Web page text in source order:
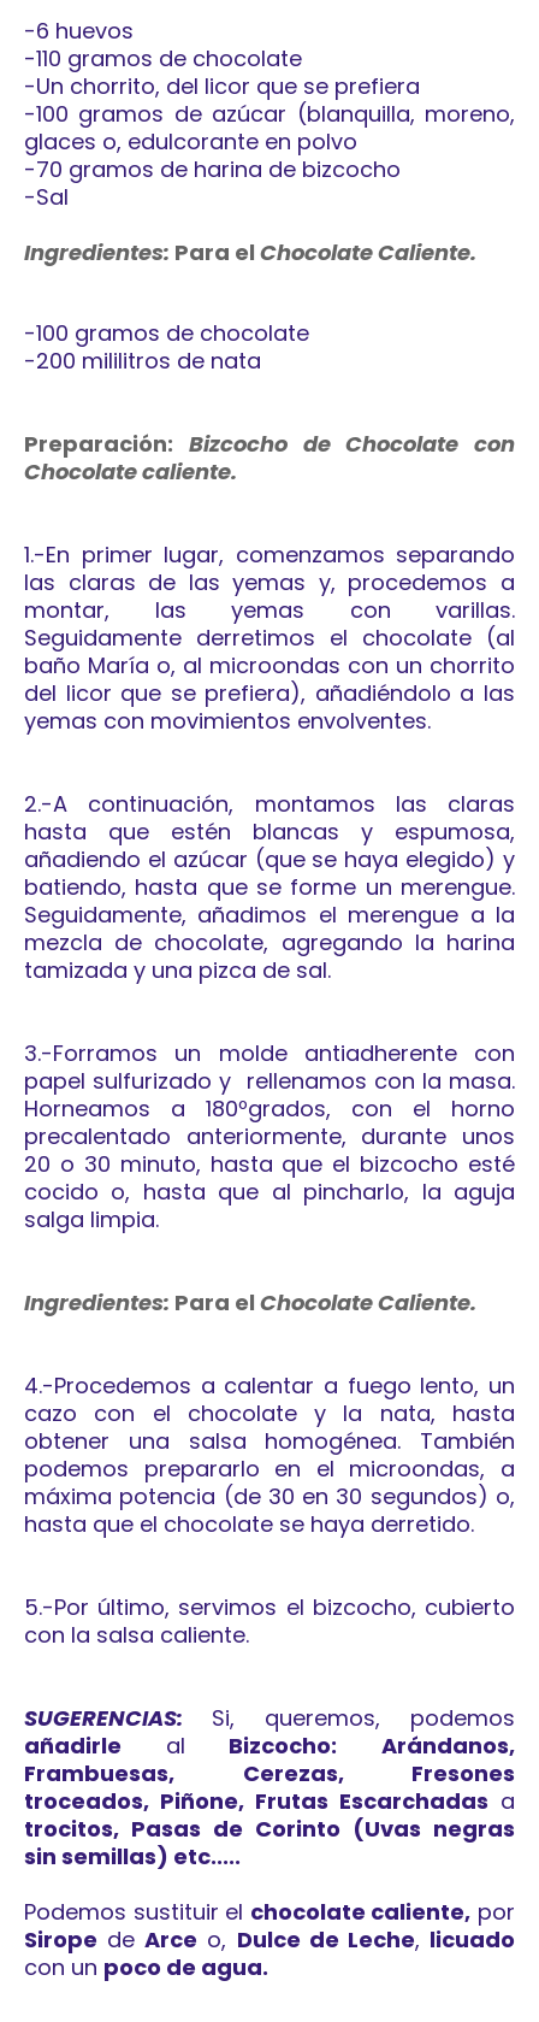
-6 huevos
-110 gramos de chocolate
-Un chorrito, del licor que se prefiera
-100 gramos de azúcar (blanquilla, moreno,
glaces o, edulcorante en polvo
-70 gramos de harina de bizcocho
-Sal
Ingredientes: Para el Chocolate Caliente.
-100 gramos de chocolate
-200 mililitros de nata
Preparación: Bizcocho de Chocolate con
Chocolate caliente.
1.-En primer lugar, comenzamos separando
las claras de las yemas y, procedemos a
montar, las yemas con varillas.
Seguidamente derretimos el chocolate (al
baño María o, al microondas con un chorrito
del licor que se prefiera), añadiéndolo a las
yemas con movimientos envolventes.
2.-A continuación, montamos las claras
hasta que estén blancas y espumosa,
añadiendo el azúcar (que se haya elegido) y
batiendo, hasta que se forme un merengue.
Seguidamente, añadimos el merengue a la
mezcla de chocolate, agregando la harina
tamizada y una pizca de sal.
3.-Forramos un molde antiadherente con
papel sulfurizado y rellenamos con la masa.
Horneamos a 180ºgrados, con el horno
precalentado anteriormente, durante unos
20 o 30 minuto, hasta que el bizcocho esté
cocido o, hasta que al pincharlo, la aguja
salga limpia.
Ingredientes: Para el Chocolate Caliente.
4.-Procedemos a calentar a fuego lento, un
cazo con el chocolate y la nata, hasta
obtener una salsa homogénea. También
podemos prepararlo en el microondas, a
máxima potencia (de 30 en 30 segundos) o,
hasta que el chocolate se haya derretido.
5.-Por último, servimos el bizcocho, cubierto
con la salsa caliente.
SUGERENCIAS: Si, queremos, podemos
añadirle al Bizcocho: Arándanos,
Frambuesas, Cerezas, Fresones
troceados, Piñone, Frutas Escarchadas a
trocitos, Pasas de Corinto (Uvas negras
sin semillas) etc.....
Podemos sustituir el chocolate caliente, por
Sirope deArce o, Dulce de Leche, licuado
con un poco de agua.